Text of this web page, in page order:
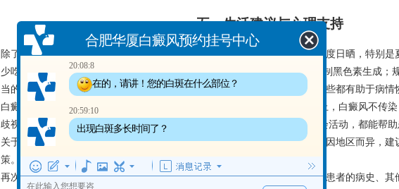
五、生活建议与心理支持
除了积极治疗，良好的生活方式也对白癜风的控制和预后至关重要。避免过度日晒，特别是
少吃富含维生素C(注意摄入量)的食物，因为维生素C(注意摄入量)可能会抑制黑色素生成；
当的体育锻炼，增强身体抵抗力；保持积极乐观的心态，减缓心理压力，这些都有助于病情
白癜风患者可能会面临一些社会压力，例如就业和人际交往方面。 但事实上，白癜风不传染
歧视的理由。 积极自信地面对生活，寻求家人和朋友的支持，积极参与社会活动，都能帮助
关于费用方面，白癜风的治疗费用因治疗方案和医院而异，医保报销政策也因地区而异，
策。切记谨遵医嘱，切勿轻信偏方和不正规医疗机构。
再次注意，白斑皮肤镜报告只是诊断过程的一部分，它与医生的临床经验、患者的病史、其
合肥华厦白癜风预约挂号中心
20:08:8
在的，请讲！您的白斑在什么部位？
20:59:10
出现白斑多长时间了？